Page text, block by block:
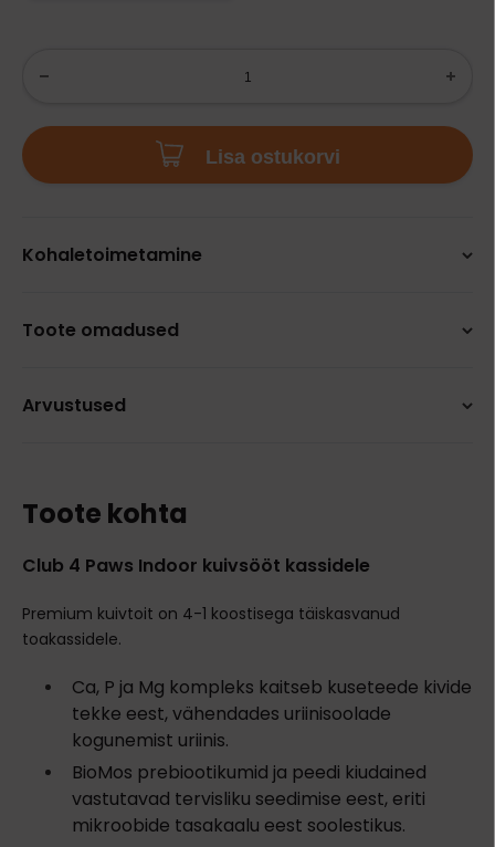
Lisa ostukorvi
Kohaletoimetamine
Toote omadused
Arvustused
Toote kohta
Club 4 Paws Indoor kuivsööt kassidele
Premium kuivtoit on 4-1 koostisega täiskasvanud
toakassidele.
Ca, P ja Mg kompleks kaitseb kuseteede kivide
tekke eest, vähendades uriinisoolade
kogunemist uriinis.
BioMos prebiootikumid ja peedi kiudained
vastutavad tervisliku seedimise eest, eriti
mikroobide tasakaalu eest soolestikus.